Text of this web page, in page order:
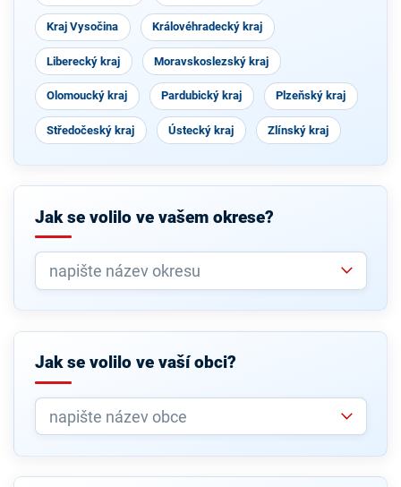
Kraj Vysočina Královéhradecký kraj
Liberecký kraj Moravskoslezský kraj
Olomoucký kraj Pardubický kraj Plzeňský kraj
Středočeský kraj Ústecký kraj Zlínský kraj
Jak se volilo ve vašem okrese?
Jak se volilo ve vaší obci?